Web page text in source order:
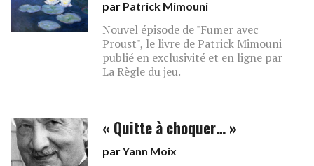
par Patrick Mimouni
Nouvel épisode de "Fumer avec
Proust", le livre de Patrick Mimouni
publié en exclusivité et en ligne par
La Règle du jeu.
« Quitte à choquer… »
parYann Moix